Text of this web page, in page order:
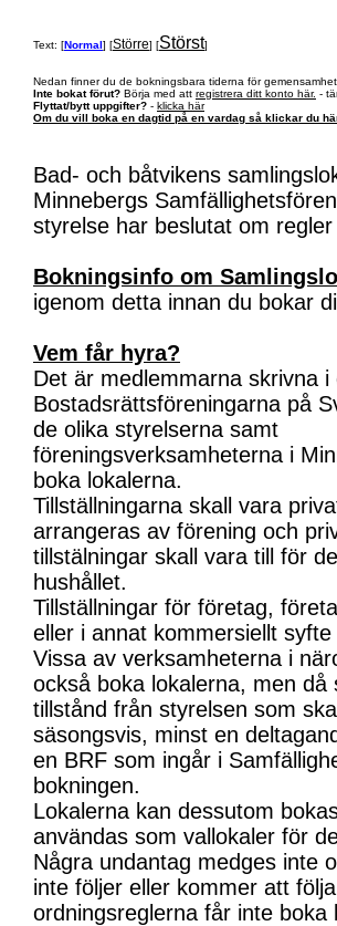
Text: [Normal] [Större] [Störst]
Nedan finner du de bokningsbara tiderna för
Inte bokat förut? Börja med att registrera ditt konto här. -
Flyttat/bytt uppgifter? - klicka här
Om du vill boka en dagtid på en vardag så klickar du
Bad- och båtvikens
Minnebergs
styrelse har beslutat om regler
Bokningsinfo om
igenom detta innan du bokar
Vem får hyra?
Det är medlemmarna skrivna i
Bostadsrättsföreningarna på
de olika styrelserna samt
föreningsverksamheterna i
boka lokalerna.
Tillställningarna skall vara
arrangeras av förening och
tillstälningar skall vara till för
hushållet.
Tillställningar för företag,
eller i annat kommersiellt
Vissa av verksamheterna i
också boka lokalerna, men då
tillstånd från styrelsen som
säsongsvis, minst en
en BRF som ingår i
bokningen.
Lokalerna kan dessutom
användas som vallokaler för
Några undantag medges inte
inte följer eller kommer att
ordningsreglerna får inte boka